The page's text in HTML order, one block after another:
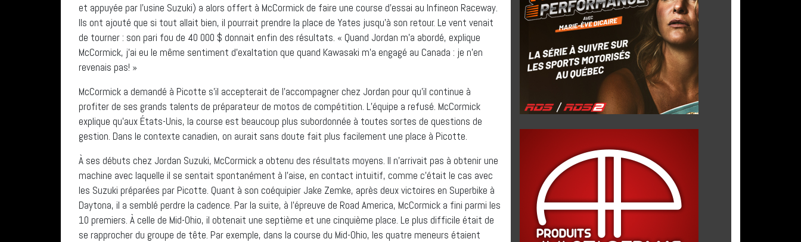
et appuyée par l’usine Suzuki) a alors offert à McCormick de faire une course d’essai au Infineon Raceway.
Ils ont ajouté que si tout allait bien, il pourrait prendre la place de Yates jusqu’à son retour. Le vent venait
de tourner : son pari fou de 40 000 $ donnait enfin des résultats. « Quand Jordan m’a abordé, explique
McCormick, j’ai eu le même sentiment d’exaltation que quand Kawasaki m’a engagé au Canada : je n’en
revenais pas! »
McCormick a demandé à Picotte s’il accepterait de l’accompagner chez Jordan pour qu’il continue à
profiter de ses grands talents de préparateur de motos de compétition. L’équipe a refusé. McCormick
explique qu’aux États-Unis, la course est beaucoup plus subordonnée à toutes sortes de questions de
gestion. Dans le contexte canadien, on aurait sans doute fait plus facilement une place à Picotte.
À ses débuts chez Jordan Suzuki, McCormick a obtenu des résultats moyens. Il n’arrivait pas à obtenir une
machine avec laquelle il se sentait spontanément à l’aise, en contact intuitif, comme c’était le cas avec
les Suzuki préparées par Picotte. Quant à son coéquipier Jake Zemke, après deux victoires en Superbike à
Daytona, il a semblé perdre la cadence. Par la suite, à l’épreuve de Road America, McCormick a fini parmi les
10 premiers. À celle de Mid-Ohio, il obtenait une septième et une cinquième place. Le plus difficile était de
se rapprocher du groupe de tête. Par exemple, dans la course du Mid-Ohio, les quatre meneurs étaient